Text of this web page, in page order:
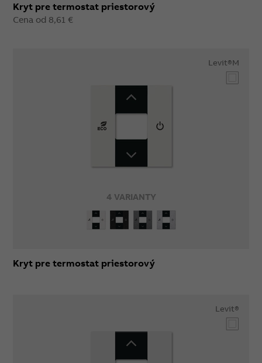
Kryt pre termostat priestorový
Cena od 8,61 €
4 VARIANTY
Levit®M
Kryt pre termostat priestorový
Levit®